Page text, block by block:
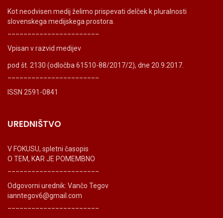
Kot neodvisen medij želimo prispevati delček k pluralnosti
slovenskega medijskega prostora.
Vpisan v razvid medijev
pod št. 2130 (odločba 61510-88/2017/2), dne 20.9.2017.
ISSN 2591-0841
UREDNIŠTVO
V FOKUSU, spletni časopis
O TEM, KAR JE POMEMBNO
Odgovorni urednik: Vančo Tegov
ianntegov6@gmail.com